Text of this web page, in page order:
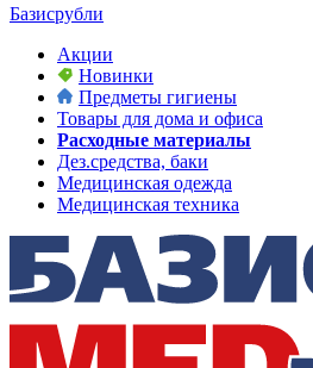
Базисрубли
Акции
Новинки
Предметы гигиены
Товары для дома и офиса
Расходные материалы
Дез.средства, баки
Медицинская одежда
Медицинская техника